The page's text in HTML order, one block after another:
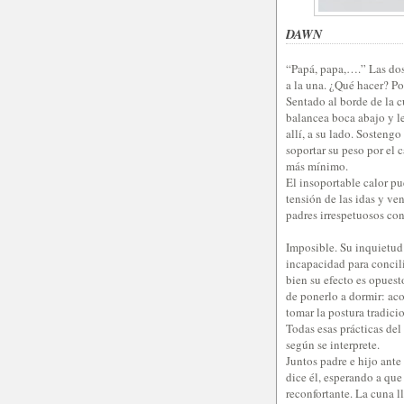
DAWN
“Papá, papa,….” Las
a la una. ¿Qué hacer?
Sentado al borde de la
balancea boca abajo y
allí, a su lado.
soportar su peso por el
más mínimo.
El insoportable calor
tensión de las idas y
padres irrespetuosos
Imposible. Su
incapacidad para
bien su efecto es
de ponerlo a dormir:
tomar la postura
Todas esas prácticas
según se interprete.
Juntos padre e hijo
dice él, esperando a
reconfortante. La cuna